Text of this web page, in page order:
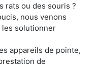
rats ou des souris ?
nous venons
les solutionner
appareils de pointe,
de